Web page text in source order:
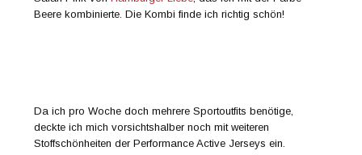
Beere kombinierte. Die Kombi finde ich richtig schön!
Da ich pro Woche doch mehrere Sportoutfits benötige,
deckte ich mich vorsichtshalber noch mit weiteren
Stoffschönheiten der Performance Active Jerseys ein.